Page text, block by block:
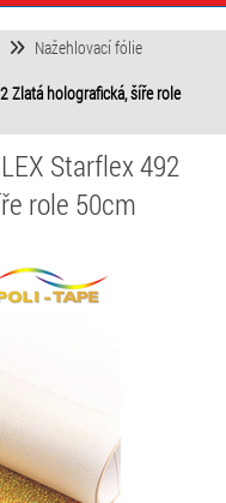
Nažehlovací fólie
Zlatá holografická, šíře role
Starflex 492
role 50cm